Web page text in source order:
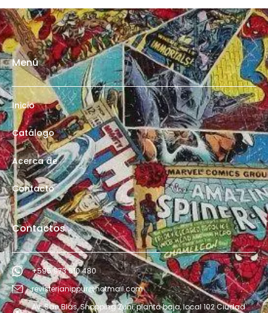
Menú
Inicio
Catálogo
Acerca de
Contacto
Contactos
+595 973 610 480
revisterianippur@hotmail.com
Av. San Blás, Shopping Zuni, planta baja, local 102 Ciudad